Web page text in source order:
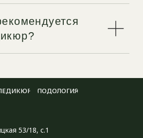
53/18, с.1
ПОДОЛОГИЯ